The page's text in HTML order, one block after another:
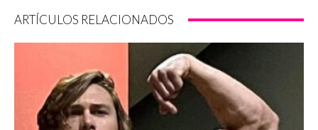
ARTÍCULOS RELACIONADOS